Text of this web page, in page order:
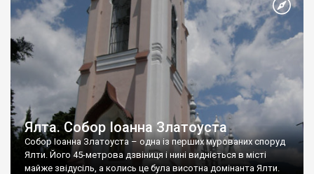
Ялта. Собор Іоанна Златоуста
Собор Іоанна Златоуста – одна із перших мурованих споруд
Ялти. Його 45-метрова дзвіниця і нині видніється в місті
майже звідусіль, а колись це була висотна домінанта Ялти.